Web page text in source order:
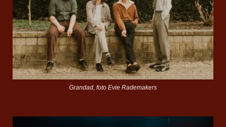
Grandad, foto Evie Rademakers